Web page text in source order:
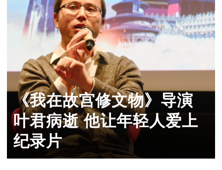
《我在故宫修文物》导演
叶君病逝 他让年轻人爱上
纪录片